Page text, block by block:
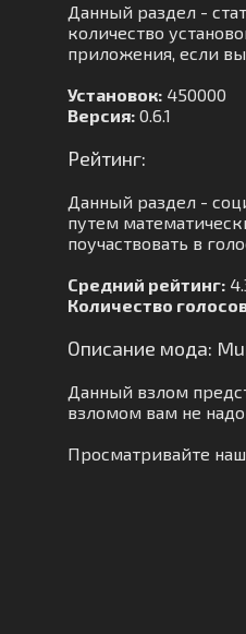
Данный раздел -
количество
приложения, если
Установок: 450000
Версия: 0.6.1
Рейтинг:
Данный раздел -
путем
поучаствовать в
Средний рейтинг:
Количество
Описание мода:
Данный взлом
взломом вам не
Просматривайте